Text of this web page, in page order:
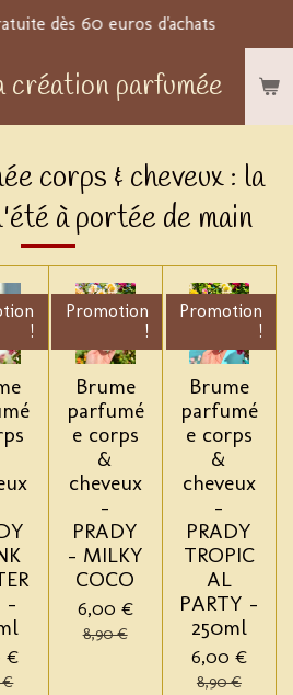
création parfumée
dès 60 euros d'achats
corps & cheveux : la
à portée de main
!
-
€
€
Promotion
!
Brume
parfumé
e corps
&
cheveux
-
PRADY
- MILKY
COCO
6,00 €
8,90 €
Promotion
!
Brume
parfumé
e corps
&
cheveux
-
PRADY
TROPIC
AL
PARTY -
250ml
6,00 €
8,90 €